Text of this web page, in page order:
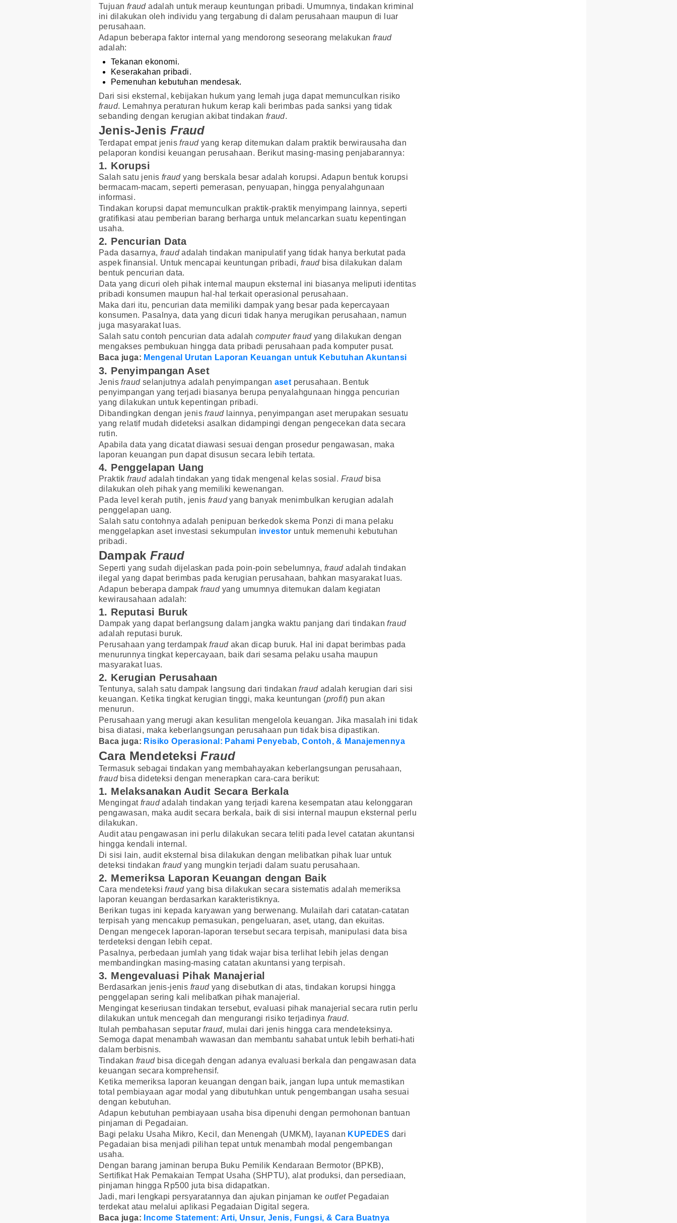
Tujuan fraudadalah untuk meraup keuntungan pribadi. Umumnya, tindakan kriminal
ini dilakukan oleh individu yang tergabung di dalam perusahaan maupun di luar
perusahaan.
Adapun beberapa faktor internal yang mendorong seseorang melakukan fraud
adalah:
Tekanan ekonomi.
Keserakahan pribadi.
Pemenuhan kebutuhan mendesak.
Dari sisi eksternal, kebijakan hukum yang lemah juga dapat memunculkan risiko
fraud. Lemahnya peraturan hukum kerap kali berimbas pada sanksi yang tidak
sebanding dengan kerugian akibat tindakan fraud.
Jenis-Jenis Fraud
Terdapat empat jenisfraudyang kerap ditemukan dalam praktik berwirausaha dan
pelaporan kondisi keuangan perusahaan. Berikut masing-masing penjabarannya:
1. Korupsi
Salah satu jenis fraudyang berskala besar adalah korupsi. Adapun bentuk korupsi
bermacam-macam, seperti pemerasan, penyuapan, hingga penyalahgunaan
informasi.
Tindakan korupsi dapat memunculkan praktik-praktik menyimpang lainnya, seperti
gratifikasi atau pemberian barang berharga untuk melancarkan suatu kepentingan
usaha.
2. Pencurian Data
Pada dasarnya, fraudadalah tindakan manipulatif yang tidak hanya berkutat pada
aspek finansial. Untuk mencapai keuntungan pribadi, fraudbisa dilakukan dalam
bentuk pencurian data.
Data yang dicuri oleh pihak internal maupun eksternal ini biasanya meliputi identitas
pribadi konsumen maupun hal-hal terkait operasional perusahaan.
Maka dari itu, pencurian data memiliki dampak yang besar pada kepercayaan
konsumen. Pasalnya, data yang dicuri tidak hanya merugikan perusahaan, namun
juga masyarakat luas.
Salah satu contoh pencurian data adalah computer fraudyang dilakukan dengan
mengakses pembukuan hingga data pribadi perusahaan pada komputer pusat.
Baca juga: Mengenal Urutan Laporan Keuangan untuk Kebutuhan Akuntansi
3. Penyimpangan Aset
Jenisfraudselanjutnya adalah penyimpangan aset perusahaan. Bentuk
penyimpangan yang terjadi biasanya berupa penyalahgunaan hingga pencurian
yang dilakukan untuk kepentingan pribadi.
Dibandingkan dengan jenisfraudlainnya, penyimpangan aset merupakan sesuatu
yang relatif mudah dideteksi asalkan didampingi dengan pengecekan data secara
rutin.
Apabila data yang dicatat diawasi sesuai dengan prosedur pengawasan, maka
laporan keuangan pun dapat disusun secara lebih tertata.
4. Penggelapan Uang
Praktikfraudadalah tindakan yang tidak mengenal kelas sosial. Fraudbisa
dilakukan oleh pihak yang memiliki kewenangan.
Pada level kerah putih, jenis fraudyang banyak menimbulkan kerugian adalah
penggelapan uang.
Salah satu contohnya adalah penipuan berkedok skema Ponzi di mana pelaku
menggelapkan aset investasi sekumpulan investor untuk memenuhi kebutuhan
pribadi.
Dampak Fraud
Seperti yang sudah dijelaskan pada poin-poin sebelumnya, fraudadalah tindakan
ilegal yang dapat berimbas pada kerugian perusahaan, bahkan masyarakat luas.
Adapun beberapa dampakfraudyang umumnya ditemukan dalam kegiatan
kewirausahaan adalah:
1. Reputasi Buruk
Dampak yang dapat berlangsung dalam jangka waktu panjang dari tindakanfraud
adalah reputasi buruk.
Perusahaan yang terdampakfraudakan dicap buruk. Hal ini dapat berimbas pada
menurunnya tingkat kepercayaan, baik dari sesama pelaku usaha maupun
masyarakat luas.
2. Kerugian Perusahaan
Tentunya, salah satu dampak langsung dari tindakanfraudadalah kerugian dari sisi
keuangan. Ketika tingkat kerugian tinggi, maka keuntungan (profit) pun akan
menurun.
Perusahaan yang merugi akan kesulitan mengelola keuangan. Jika masalah ini tidak
bisa diatasi, maka keberlangsungan perusahaan pun tidak bisa dipastikan.
Baca juga: Risiko Operasional: Pahami Penyebab, Contoh, & Manajemennya
Cara MendeteksiFraud
Termasuk sebagai tindakan yang membahayakan keberlangsungan perusahaan,
fraudbisa dideteksi dengan menerapkan cara-cara berikut:
1. Melaksanakan Audit Secara Berkala
Mengingat fraudadalah tindakan yang terjadi karena kesempatan atau kelonggaran
pengawasan, maka audit secara berkala, baik di sisi internal maupun eksternal perlu
dilakukan.
Audit atau pengawasan ini perlu dilakukan secara teliti pada level catatan akuntansi
hingga kendali internal.
Di sisi lain, audit eksternal bisa dilakukan dengan melibatkan pihak luar untuk
deteksi tindakan fraudyang mungkin terjadi dalam suatu perusahaan.
2. Memeriksa Laporan Keuangan dengan Baik
Cara mendeteksifraudyang bisa dilakukan secara sistematis adalah memeriksa
laporan keuangan berdasarkan karakteristiknya.
Berikan tugas ini kepada karyawan yang berwenang. Mulailah dari catatan-catatan
terpisah yang mencakup pemasukan, pengeluaran, aset, utang, dan ekuitas.
Dengan mengecek laporan-laporan tersebut secara terpisah, manipulasi data bisa
terdeteksi dengan lebih cepat.
Pasalnya, perbedaan jumlah yang tidak wajar bisa terlihat lebih jelas dengan
membandingkan masing-masing catatan akuntansi yang terpisah.
3. Mengevaluasi Pihak Manajerial
Berdasarkan jenis-jenis fraudyang disebutkan di atas, tindakan korupsi hingga
penggelapan sering kali melibatkan pihak manajerial.
Mengingat keseriusan tindakan tersebut, evaluasi pihak manajerial secara rutin perlu
dilakukan untuk mencegah dan mengurangi risiko terjadinyafraud.
Itulah pembahasan seputarfraud, mulai dari jenis hingga cara mendeteksinya.
Semoga dapat menambah wawasan dan membantu sahabat untuk lebih berhati-hati
dalam berbisnis.
Tindakan fraudbisa dicegah dengan adanya evaluasi berkala dan pengawasan data
keuangan secara komprehensif.
Ketika memeriksa laporan keuangan dengan baik, jangan lupa untuk memastikan
total pembiayaan agar modal yang dibutuhkan untuk pengembangan usaha sesuai
dengan kebutuhan.
Adapun kebutuhan pembiayaan usaha bisa dipenuhi dengan permohonan bantuan
pinjaman di Pegadaian.
Bagi pelaku Usaha Mikro, Kecil, dan Menengah (UMKM), layanan KUPEDES dari
Pegadaian bisa menjadi pilihan tepat untuk menambah modal pengembangan
usaha.
Dengan barang jaminan berupa Buku Pemilik Kendaraan Bermotor (BPKB),
Sertifikat Hak Pemakaian Tempat Usaha (SHPTU), alat produksi, dan persediaan,
pinjaman hingga Rp500 juta bisa didapatkan.
Jadi, mari lengkapi persyaratannya dan ajukan pinjaman keoutletPegadaian
terdekat atau melalui aplikasi Pegadaian Digital segera.
Baca juga:
Income Statement: Arti, Unsur, Jenis, Fungsi, & Cara Buatnya